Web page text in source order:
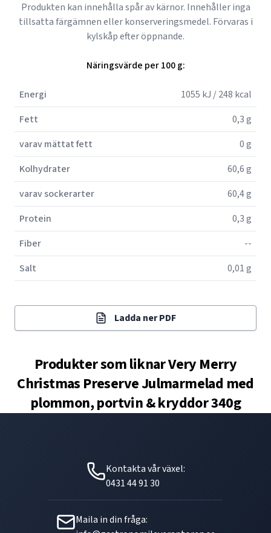
Produkten kan innehålla spår av kärnor. Innehåller inga
tillsatta färgämnen eller konserveringsmedel. Förvaras i
kylskåp efter öppnande.
Näringsvärde per 100 g:
Energi
1055 kJ / 248 kcal
Fett
0,3 g
varav mättat fett
0 g
Kolhydrater
60,6 g
varav sockerarter
60,4 g
Protein
0,3 g
Fiber
--
Salt
0,01 g
Ladda ner PDF
Produkter som liknarVery Merry
Christmas Preserve Julmarmelad med
plommon, portvin & kryddor 340g
Kontakta vår växel:
0431 44 91 30
Maila in din fråga: